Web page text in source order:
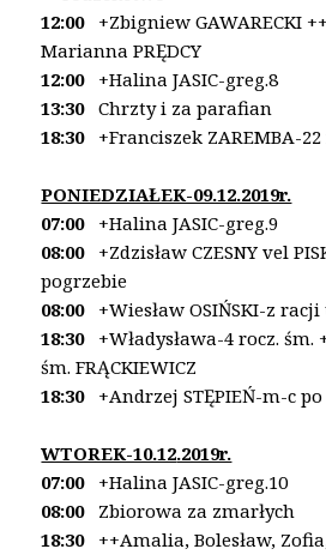
12:00 +Zbigniew GAWARECKI
Marianna PRĘDCY
12:00 +Halina JASIC-greg.8
13:30Chrzty i za parafian
18:30 +Franciszek ZAREMBA-22
PONIEDZIAŁEK-09.12.2019r.
07:00+Halina JASIC-greg.9
08:00+Zdzisław CZESNY vel
pogrzebie
08:00+Wiesław OSIŃSKI-z
18:30 +Władysława-4 rocz.
śm.FRĄCKIEWICZ
18:30 +Andrzej STĘPIEŃ-m-c
WTOREK-10.12.2019r.
07:00+Halina JASIC-greg.10
08:00Zbiorowa za zmarłych
18:30 ++Amalia, Bolesław,